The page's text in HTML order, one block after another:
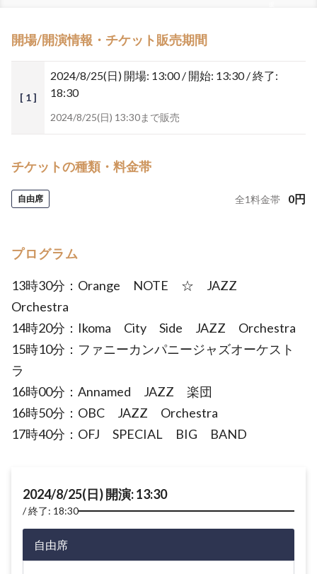
開場/開演情報・チケット販売期間
[ 1 ]
2024/8/25(日) 開場: 13:00 / 開始: 13:30 / 終了:
18:30
2024/8/25(日) 13:30まで販売
チケットの種類・料金帯
自由席 全1料金帯 0円
プログラム
13時30分：Orange NOTE ☆ JAZZ
Orchestra
14時20分：Ikoma City Side JAZZ Orchestra
15時10分：ファニーカンパニージャズオーケスト
ラ
16時00分：Annamed JAZZ 楽団
16時50分：OBC JAZZ Orchestra
17時40分：OFJ SPECIAL BIG BAND
2024/8/25(日) 開演: 13:30
終了: 18:30
自由席